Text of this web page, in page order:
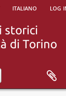
italiano log